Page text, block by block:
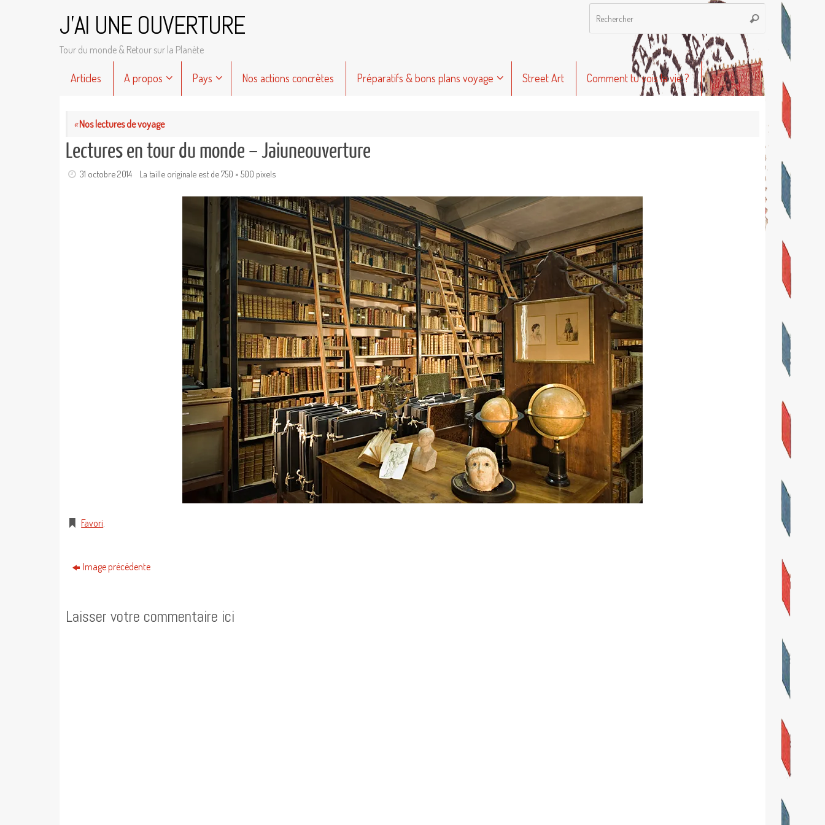
J'AI UNE OUVERTURE
Tour du monde & Retour sur la Planète
Recherche
Rechercher
Articles A propos Pays Nos actions concrètes Préparatifs & bons plans voyage Street Art Comment tu vois la vie ?
«Nos lectures de voyage
Lectures en tour du monde – Jaiuneouverture
31 octobre 2014 La taille originale est de750 × 500 pixels
Favori.
Image précédente
Laisser votre commentaire ici